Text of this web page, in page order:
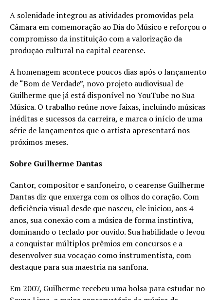
A solenidade integrou as atividades promovidas pela
Câmara em comemoração ao Dia do Músico e reforçou o
compromisso da instituição com a valorização da
produção cultural na capital cearense.
A homenagem acontece poucos dias após o lançamento
de “Bom de Verdade”, novo projeto audiovisual de
Guilherme que já está disponível no YouTube no Sua
Música. O trabalho reúne nove faixas, incluindo músicas
inéditas e sucessos da carreira, e marca o início de uma
série de lançamentos que o artista apresentará nos
próximos meses.
Sobre Guilherme Dantas
Cantor, compositor e sanfoneiro, o cearense Guilherme
Dantas diz que enxerga com os olhos do coração. Com
deficiência visual desde que nasceu, ele iniciou, aos 4
anos, sua conexão com a música de forma instintiva,
dominando o teclado por ouvido. Sua habilidade o levou
a conquistar múltiplos prêmios em concursos e a
desenvolver sua vocação como instrumentista, com
destaque para sua maestria na sanfona.
Em 2007, Guilherme recebeu uma bolsa para estudar no